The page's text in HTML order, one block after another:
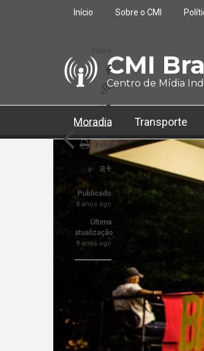
Pular para o conteúdo principal
Início Sobre o CMI
CMI
Centro de Mídia
Moradia Transporte
Print
a- a+
Publicado
8 anos ago
Última
atualização
8 anos ago